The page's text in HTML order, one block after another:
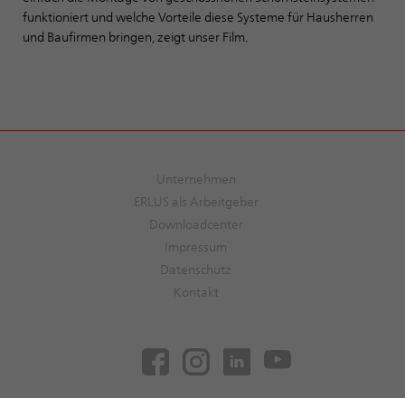
funktioniert und welche Vorteile diese Systeme für Hausherren
und Baufirmen bringen, zeigt unser Film.
Unternehmen
ERLUS als Arbeitgeber
Downloadcenter
Impressum
Datenschutz
Kontakt